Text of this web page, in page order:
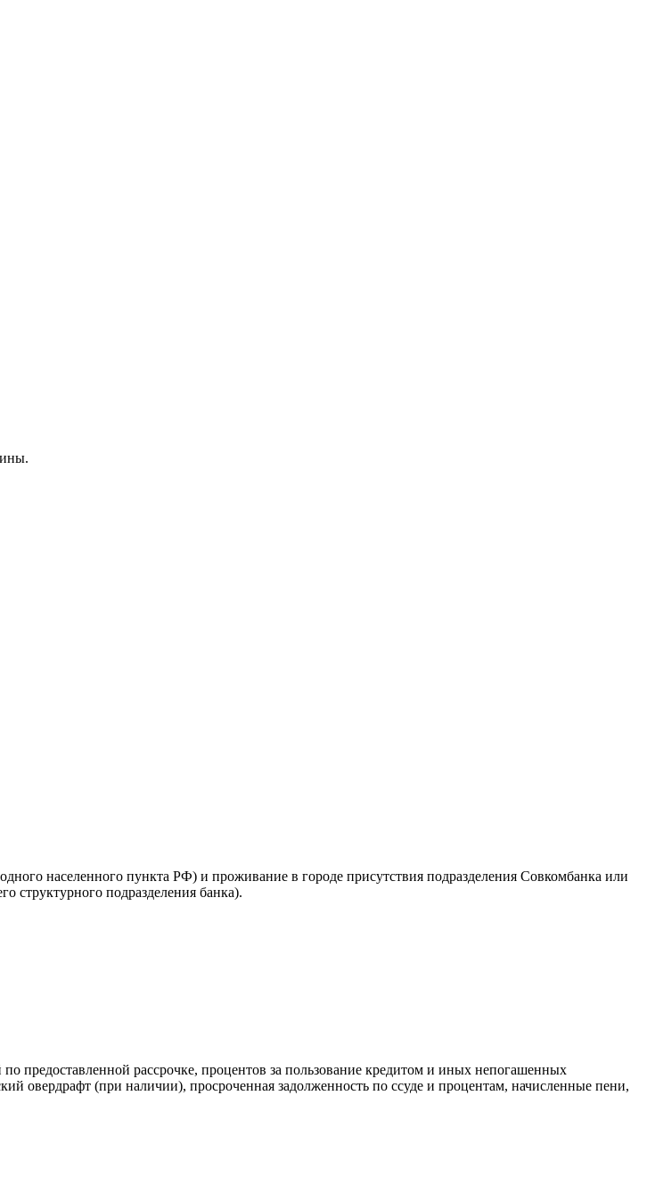
населенного пункта РФ) и проживание в городе присутствия подразделения Совкомбанка или
структурного подразделения банка).
предоставленной рассрочке, процентов за пользование кредитом и иных непогашенных
овердрафт (при наличии), просроченная задолженность по ссуде и процентам, начисленные пени,